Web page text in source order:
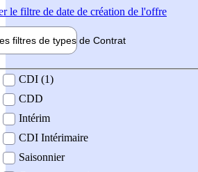
le filtre de date de création de l'offre
filtres de types de Contrat
contrat
CDI (1)
CDD
Intérim
CDI Intérimaire
Saisonnier